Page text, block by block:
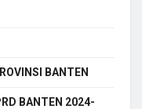
BANTEN
BANTEN 2024-